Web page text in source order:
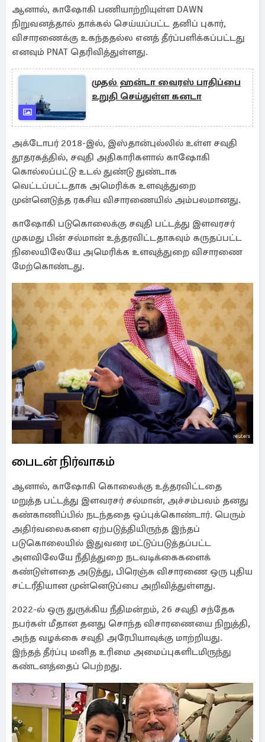
ஆனால், காஷோகி பணியாற்றியுள்ள DAWN
நிறுவனத்தால் தாக்கல் செய்யப்பட்ட தனிப் புகார்,
விசாரணைக்கு உகந்ததல்ல எனத் தீர்ப்பளிக்கப்பட்டது
எனவும் PNAT தெரிவித்துள்ளது.
முதல் ஹன்டா வைரஸ் பாதிப்பை
உறுதி செய்துள்ள கனடா
அக்டோபர் 2018-இல், இஸ்தான்புல்லில் உள்ள சவுதி
தூதரகத்தில், சவுதி அதிகாரிகளால் காஷோகி
கொல்லப்பட்டு உடல் துண்டு துண்டாக
வெட்டப்பட்டதாக அமெரிக்க உளவுத்துறை
முன்னெடுத்த ரகசிய விசாரணையில் அம்பலமானது.
காஷோகி படுகொலைக்கு சவுதி பட்டத்து இளவரசர்
முகமது பின் சல்மான் உத்தரவிட்டதாகவும் கருதப்பட்ட
நிலையிலேயே அமெரிக்க உளவுத்துறை விசாரணை
மேற்கொண்டது.
பைடன் நிர்வாகம்
ஆனால், காஷோகி கொலைக்கு உத்தரவிட்டதை
மறுத்த பட்டத்து இளவரசர் சல்மான், அச்சம்பவம் தனது
கண்காணிப்பில் நடந்ததை ஒப்புக்கொண்டார். பெரும்
அதிர்வலைகளை ஏற்படுத்தியிருந்த இந்தப்
படுகொலையில் இதுவரை மட்டுப்படுத்தப்பட்ட
அளவிலேயே நீதித்துறை நடவடிக்கைகளைக்
கண்டுள்ளதை அடுத்து, பிரெஞ்சு விசாரணை ஒரு புதிய
சட்டரீதியான முன்னெடுப்பை அறிவித்துள்ளது.
2022-ல் ஒரு துருக்கிய நீதிமன்றம், 26 சவுதி சந்தேக
நபர்கள் மீதான தனது சொந்த விசாரணையை நிறுத்தி,
அந்த வழக்கை சவுதி அரேபியாவுக்கு மாற்றியது.
இந்தத் தீர்ப்பு மனித உரிமை அமைப்புகளிடமிருந்து
கண்டனத்தைப் பெற்றது.